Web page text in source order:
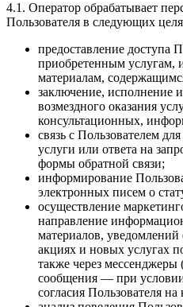
4.1. Оператор обрабатывает
Пользователя в следующих
предоставление доступа
приобретенным услугам,
материалам,
заключение, исполнение
возмездного оказания
консультационных,
связь с Пользователем
услуги или ответа на
формы обратной связи;
информирование
электронных писем о
осуществление
направление
материалов,
акциях и новых услугах
также через
сообщения — при
согласия Пользователя